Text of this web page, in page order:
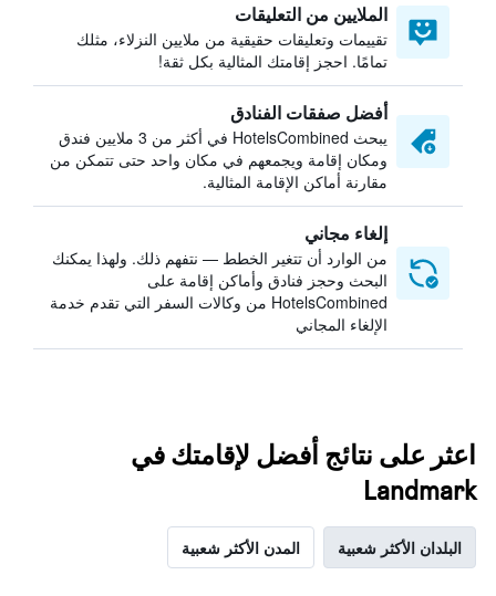
الملايين من التعليقات
تقييمات وتعليقات حقيقية من ملايين النزلاء، مثلك
تمامًا. احجز إقامتك المثالية بكل ثقة!
أفضل صفقات الفنادق
يبحث HotelsCombined في أكثر من 3 ملايين فندق
ومكان إقامة ويجمعهم في مكان واحد حتى تتمكن من
مقارنة أماكن الإقامة المثالية.
إلغاء مجاني
من الوارد أن تتغير الخطط — نتفهم ذلك. ولهذا يمكنك
البحث وحجز فنادق وأماكن إقامة على
HotelsCombined من وكالات السفر التي تقدم خدمة
الإلغاء المجاني
اعثر على نتائج أفضل لإقامتك في
Landmark
البلدان الأكثر شعبية المدن الأكثر شعبية